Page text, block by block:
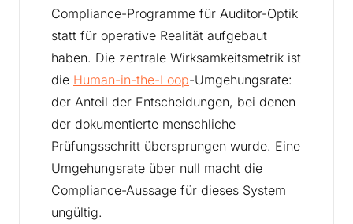
Compliance-Programme für Auditor-Optik
statt für operative Realität aufgebaut
haben. Die zentrale Wirksamkeitsmetrik ist
die Human-in-the-Loop-Umgehungsrate:
der Anteil der Entscheidungen, bei denen
der dokumentierte menschliche
Prüfungsschritt übersprungen wurde. Eine
Umgehungsrate über null macht die
Compliance-Aussage für dieses System
ungültig.